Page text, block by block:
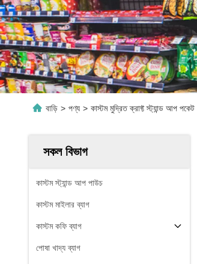
বাড়ি > পণ্য > কাস্টম মুদ্রিত ক্রাফ্ট স্ট্যান্ড আপ পকেট
সকল বিভাগ
কাস্টম স্ট্যান্ড আপ পাউচ
কাস্টম মাইলার ব্যাগ
কাস্টম কফি ব্যাগ
পোষা খাদ্য ব্যাগ